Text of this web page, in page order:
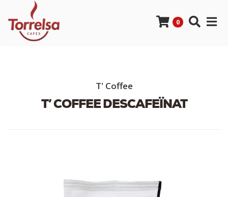
0
T' Coffee
T’ COFFEE DESCAFEÏNAT